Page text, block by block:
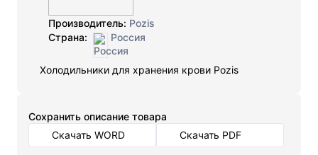
Производитель: Pozis
Страна:
Россия
Холодильники для хранения крови Pozis
Cохранить описание товара
Скачать WORD
Скачать PDF